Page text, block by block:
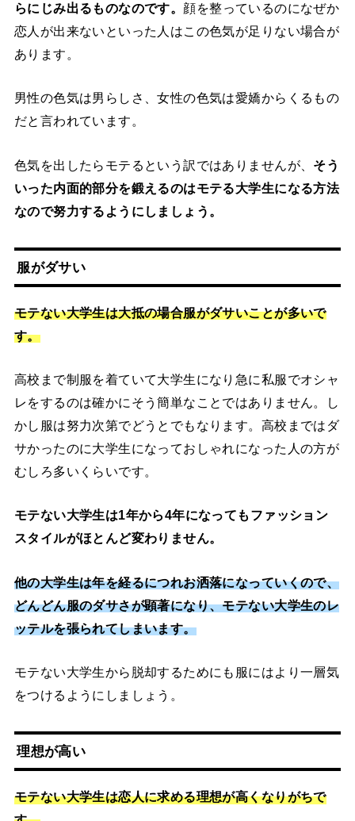
らにじみ出るものなのです。 顔を整っているのになぜか
恋人が出来ないといった人はこの色気が足りない場合が
あります。
男性の色気は男らしさ、女性の色気は愛嬌からくるもの
だと言われています。
色気を出したらモテるという訳ではありませんが、 そう
いった内面的部分を鍛えるのはモテる大学生になる方法
なので努力するようにしましょう。
服がダサい
モテない大学生は大抵の場合服がダサいことが多いで
す。
高校まで制服を着ていて大学生になり急に私服でオシャ
レをするのは確かにそう簡単なことではありません。し
かし服は努力次第でどうとでもなります。高校まではダ
サかったのに大学生になっておしゃれになった人の方が
むしろ多いくらいです。
モテない大学生は1年から4年になってもファッション
スタイルがほとんど変わりません。
他の大学生は年を経るにつれお洒落になっていくので、
どんどん服のダサさが顕著になり、モテない大学生のレ
ッテルを張られてしまいます。
モテない大学生から脱却するためにも服にはより一層気
をつけるようにしましょう。
理想が高い
モテない大学生は恋人に求める理想が高くなりがちで